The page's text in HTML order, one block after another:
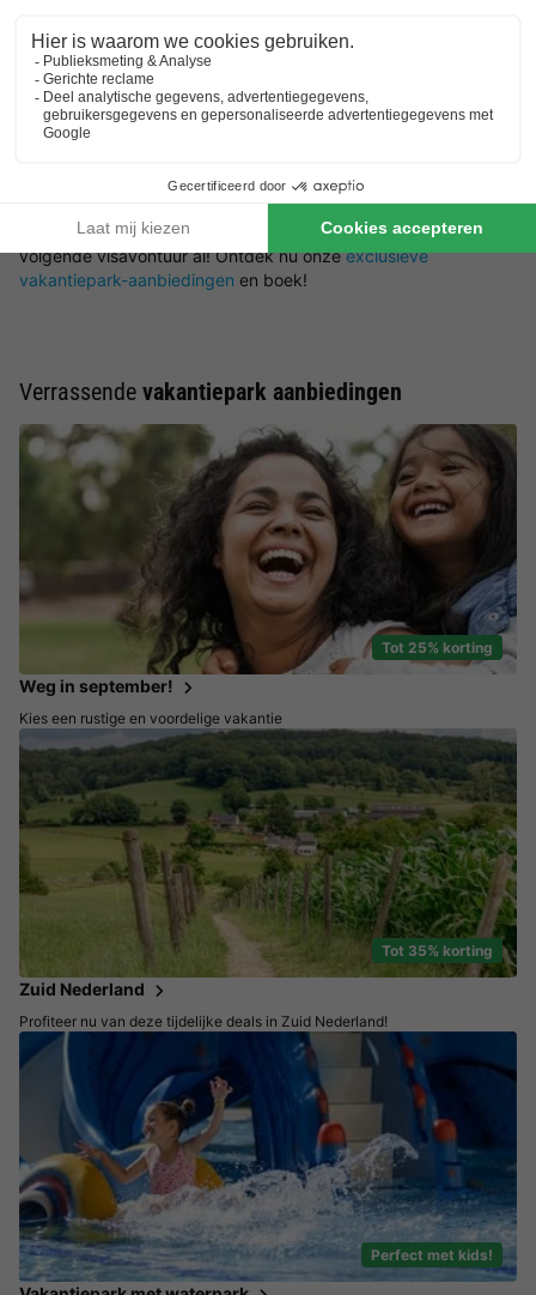
Boek je vakantiehuis in Friesland aan het
water om te vissen
Een visvakantie in Friesland met vakantiehuis – wat is er beter?
Wie op tijd boekt, verzekert zich van de beste accommodaties
bieden geweldige mogelijkheden om nog snel
een visvakantie met vakantiehuis te boeken. Of je nu van
tevoren boekt of spontaan gaat – in Friesland wacht je
volgende visavontuur al! Ontdek nu onzeexclusieve
vakantiepark-aanbiedingen en boek!
Verrassende vakantiepark aanbiedingen
Tot 25% korting
Weg in september!
Kies een rustige en voordelige vakantie
Tot 35% korting
Zuid Nederland
Profiteer nu van deze tijdelijke deals in Zuid Nederland!
Perfect met kids!